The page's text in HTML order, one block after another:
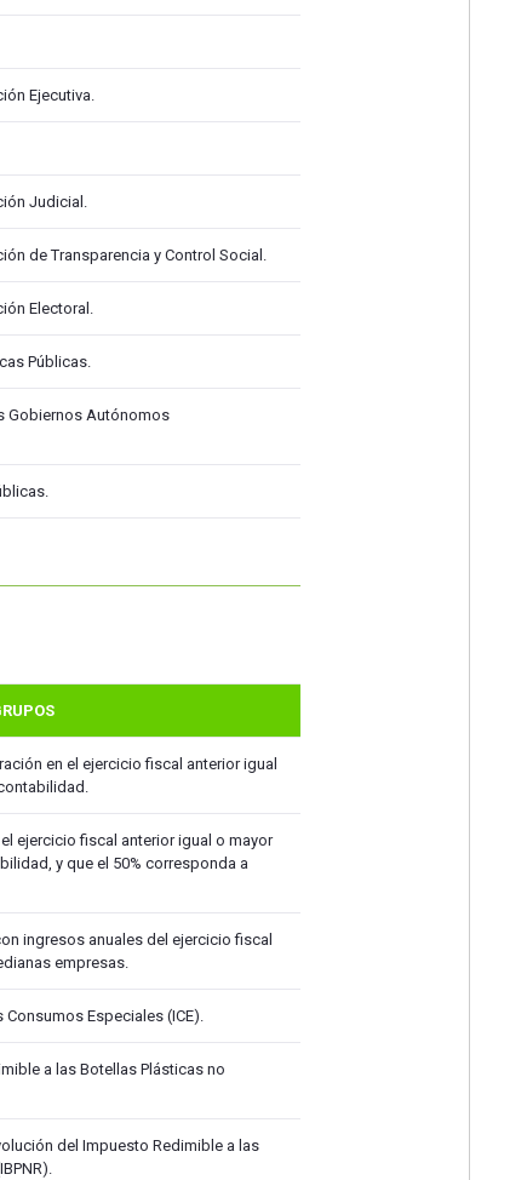
Ejecutiva.
Judicial.
de Transparencia y Control Social.
Electoral.
Públicas.
Gobiernos Autónomos
en el ejercicio fiscal anterior igual
ejercicio fiscal anterior igual o mayor
y que el 50% corresponda a
ingresos anuales del ejercicio fiscal
empresas.
Especiales (ICE).
a las Botellas Plásticas no
del Impuesto Redimible a las